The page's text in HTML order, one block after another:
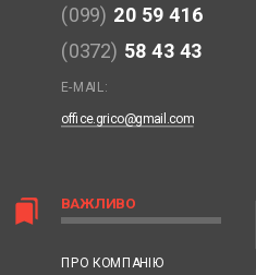
bookmarks ВАЖЛИВО
ПРО КОМПАНІЮ
(099) 20 59 416
(0372) 58 43 43
E-MAIL:
office.grico@gmail.com